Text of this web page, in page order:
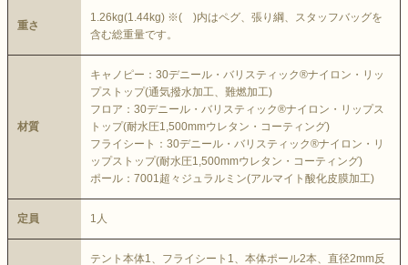
重さ
1.26kg(1.44kg) ※( )内はペグ、張り綱、スタッフバッグを
含む総重量です。
材質
キャノピー：30デニール・バリスティック®ナイロン・リッ
プストップ(通気撥水加工、難燃加工)
フロア：30デニール・バリスティック®ナイロン・リップス
トップ(耐水圧1,500mmウレタン・コーティング)
フライシート：30デニール・バリスティック®ナイロン・リ
ップストップ(耐水圧1,500mmウレタン・コーティング)
ポール：7001超々ジュラルミン(アルマイト酸化皮膜加工)
定員 1人
テント本体1、フライシート1、本体ポール2本、直径2mm反